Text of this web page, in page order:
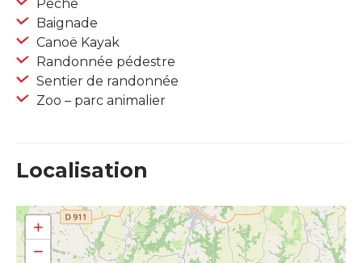
Pêche
Baignade
Canoë Kayak
Randonnée pédestre
Sentier de randonnée
Zoo – parc animalier
Localisation
+
−